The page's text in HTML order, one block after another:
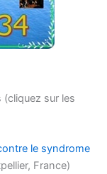
sur les
le syndrome
France)